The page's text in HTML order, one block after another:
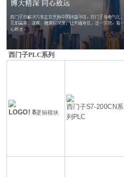
西门子PLC系列
LOGO! 8逻辑模块
西门子S7-200CN系
列PLC